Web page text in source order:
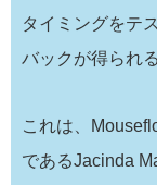
タイミングをテ
バックが得られ
これは、
であるJacinda